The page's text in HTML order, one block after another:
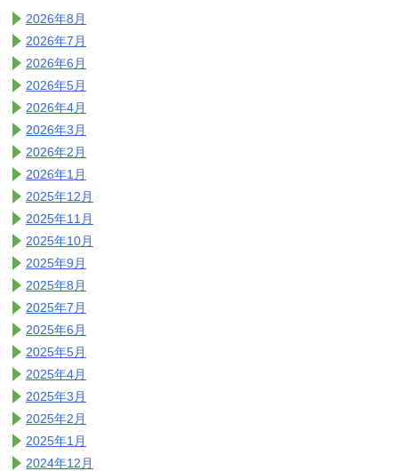
2026年8月
2026年7月
2026年6月
2026年5月
2026年4月
2026年3月
2026年2月
2026年1月
2025年12月
2025年11月
2025年10月
2025年9月
2025年8月
2025年7月
2025年6月
2025年5月
2025年4月
2025年3月
2025年2月
2025年1月
2024年12月